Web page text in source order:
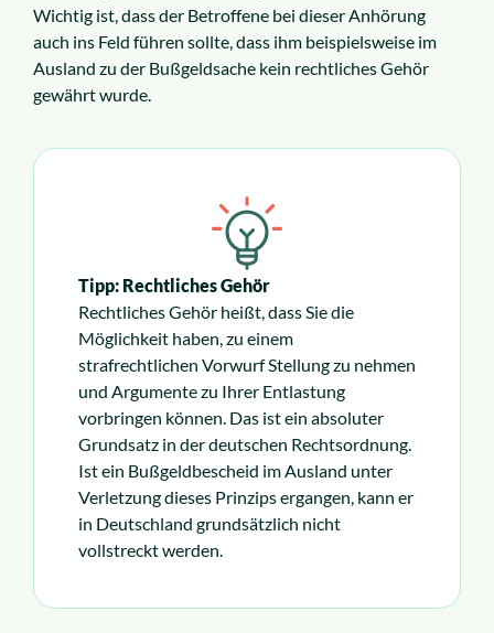
Wichtig ist, dass der Betroffene bei dieser Anhörung
auch ins Feld führen sollte, dass ihm beispielsweise im
Ausland zu der Bußgeldsache kein rechtliches Gehör
gewährt wurde.
Tipp: Rechtliches Gehör
Rechtliches Gehör heißt, dass Sie die
Möglichkeit haben, zu einem
strafrechtlichen Vorwurf Stellung zu nehmen
und Argumente zu Ihrer Entlastung
vorbringen können. Das ist ein absoluter
Grundsatz in der deutschen Rechtsordnung.
Ist ein Bußgeldbescheid im Ausland unter
Verletzung dieses Prinzips ergangen, kann er
in Deutschland grundsätzlich nicht
vollstreckt werden.